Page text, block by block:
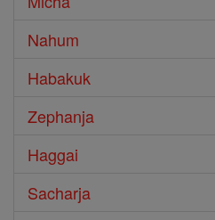
Nahum
Habakuk
Zephanja
Haggai
Sacharja